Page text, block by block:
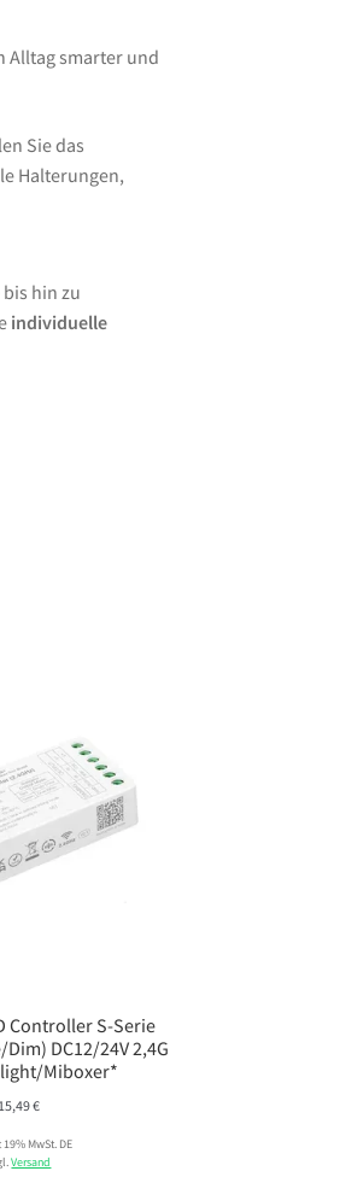
Alltag smarter und
Sie das
Halterungen,
hin zu
individuelle
Controller S-Serie
DC12/24V 2,4G
Miboxer*
15,49€
19% MwSt. DE
Versand